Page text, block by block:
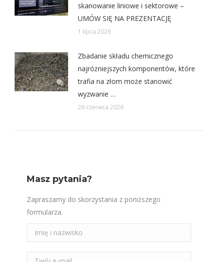
skanowanie liniowe i sektorowe –
UMÓW SIĘ NA PREZENTACJĘ
1 lipca 2026
Zbadanie składu chemicznego
najróżniejszych komponentów, które
trafia na złom może stanowić
wyzwanie …
26 czerwca 2026
Masz pytania?
Zapraszamy do skorzystania z poniższego
formularza.